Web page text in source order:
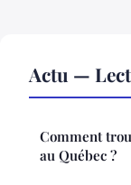
Actu —
Comment
au Québec ?